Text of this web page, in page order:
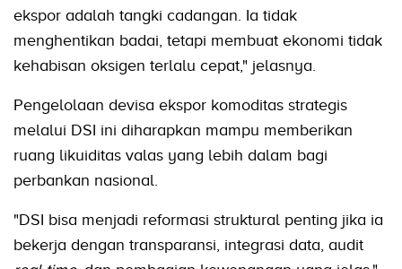
ekspor adalah tangki cadangan. Ia tidak
menghentikan badai, tetapi membuat ekonomi tidak
kehabisan oksigen terlalu cepat," jelasnya.
Pengelolaan devisa ekspor komoditas strategis
melalui DSI ini diharapkan mampu memberikan
ruang likuiditas valas yang lebih dalam bagi
perbankan nasional.
"DSI bisa menjadi reformasi struktural penting jika ia
bekerja dengan transparansi, integrasi data, audit